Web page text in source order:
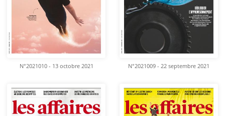
N°2021010 - 13 octobre 2021 N°2021009 - 22 septembre 2021